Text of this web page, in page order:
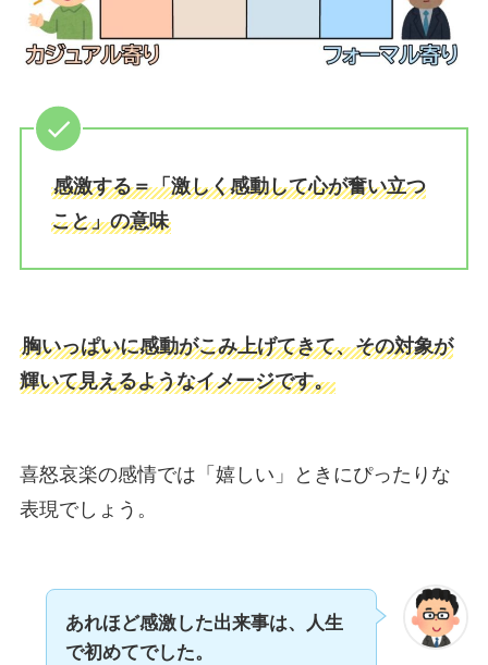
感激する＝「激しく感動して心が奮い立つ
こと」の意味
胸いっぱいに感動がこみ上げてきて、その対象が
輝いて見えるようなイメージです。
喜怒哀楽の感情では「嬉しい」ときにぴったりな
表現でしょう。
あれほど感激した出来事は、人生
で初めてでした。